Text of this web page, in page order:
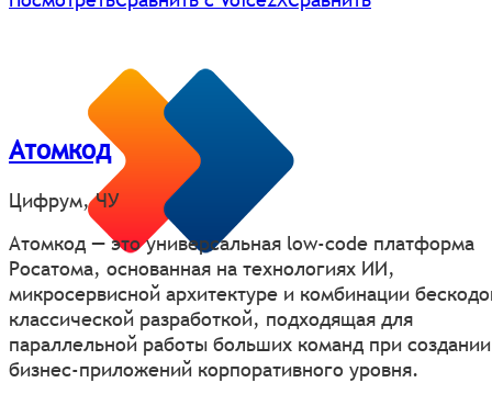
Атомкод
Цифрум, ЧУ
Атомкод — это универсальная low-code платформа
Росатома, основанная на технологиях ИИ,
микросервисной архитектуре и комбинации
классической разработкой, подходящая для
параллельной работы больших команд при создании
бизнес-приложений корпоративного уровня.